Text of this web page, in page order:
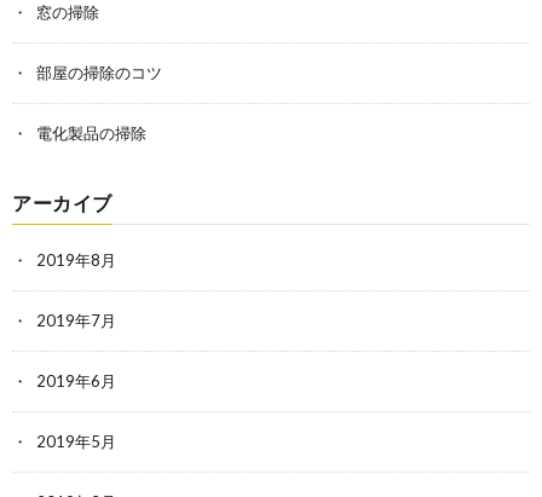
窓の掃除
部屋の掃除のコツ
電化製品の掃除
アーカイブ
2019年8月
2019年7月
2019年6月
2019年5月